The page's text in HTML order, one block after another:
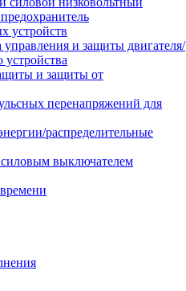
устройств
управления и защиты двигателя/
и защиты от
перенапряжений для
распределительные
выключателем